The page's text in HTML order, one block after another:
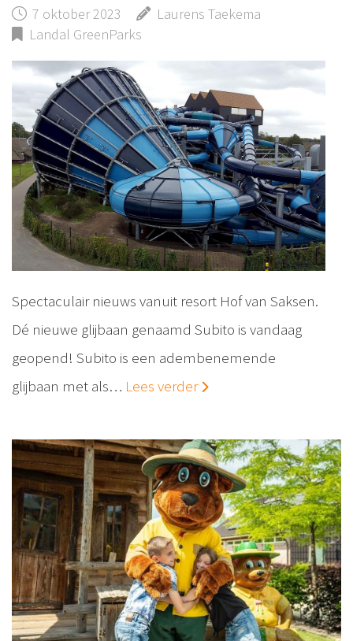
7 oktober 2023
Laurens Taekema
Landal GreenParks
Spectaculair nieuws vanuit resort Hof van Saksen.
Dé nieuwe glijbaan genaamd Subito is vandaag
geopend! Subito is een adembenemende
glijbaan met als… Lees verder